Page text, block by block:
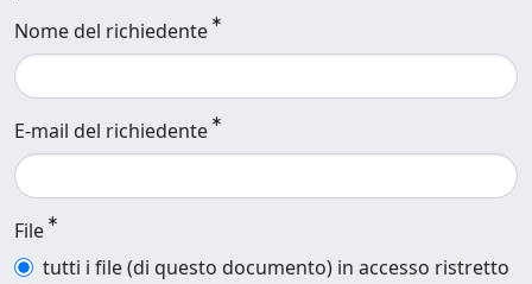
Nome del richiedente
E-mail del richiedente
File
tutti i file (di questo documento) in accesso ristretto